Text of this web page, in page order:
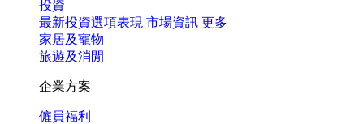
投資
最新投資選項表現 市場資訊 更多
家居及寵物
旅遊及消閒
企業方案
僱員福利